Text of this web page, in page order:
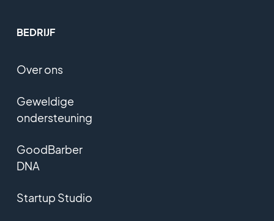
BEDRIJF
Over ons
Geweldige
ondersteuning
GoodBarber
DNA
Startup Studio